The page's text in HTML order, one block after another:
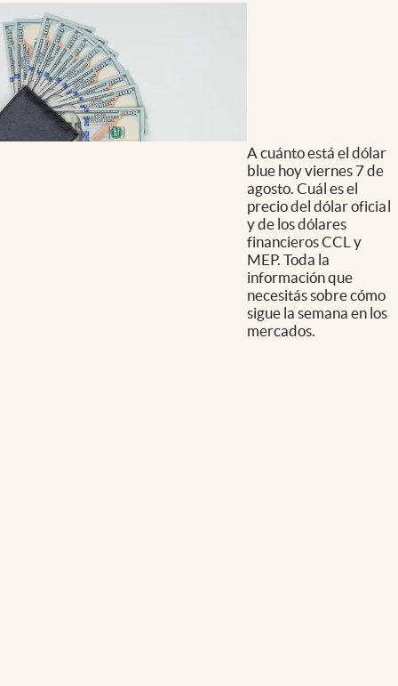
A cuánto está el dólar
blue hoy viernes 7 de
agosto. Cuál es el
precio del dólar oficial
y de los dólares
financieros CCL y
MEP. Toda la
información que
necesitás sobre cómo
sigue la semana en los
mercados.